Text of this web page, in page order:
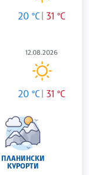
20 °C 31 °C
12.08.2026
20 °C 31 °C
ПЛАНИНСКИ
КУРОРТИ